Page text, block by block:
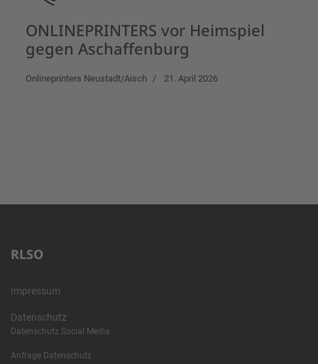
ONLINEPRINTERS vor Heimspiel
gegen Aschaffenburg
Onlineprinters Neustadt/Aisch 21. April 2026
RLSO
Impressum
Datenschutz
Datenschutz Social Media
Anfrage Datenschutz